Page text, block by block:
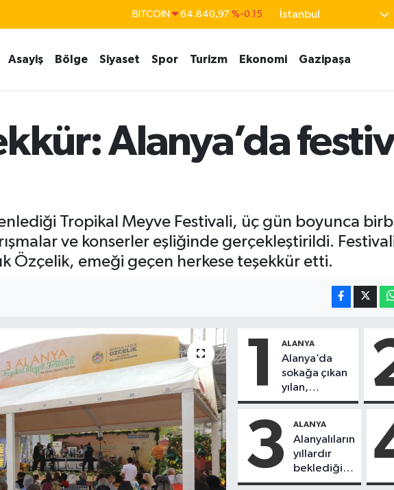
DOLAR 47,7436 %0.18
STERLİN 64,4811 %0.38
İstanbul
Asayiş Bölge Siyaset Spor Turizm Ekonomi Gazipaşa
Alanya’da
Tropikal Meyve Festivali, üç gün boyunca
ve konserler eşliğinde gerçekleştirildi.
Özçelik, emeği geçen herkese teşekkür etti.
1 ALANYA
Alanya’da
sokağa çıkan
yılan,
vatandaşı
3 ALANYA
Alanyalıların
yıllardır
beklediği
yol askıdan